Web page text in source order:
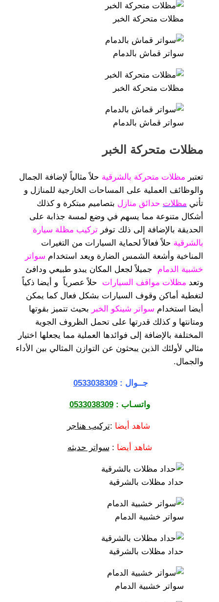
مظلات متحركة الخبر
سواتر قماش بالدمام
مظلات متحركة الخبر
سواتر قماش بالدمام
مظلات متحركة الخبر
تعتبر مظلات متحركة بالشرقية حلاً مثالياً لإضافة الجمال
والوظائف العملية على المساحات الخارجية للمنازل و
تأتي مظلات حدائق منازل بتصاميم مبتكرة و كذلك
أشكال متنوعة مما يسهم في وضع لمسة جذابة على
الحديقة بالإضافة إلى ذلك توفر تركيب مظلة سيارة
بالشرقية حلاً فعالاً لحماية السيارات من التغيرات
المناخية وأشعة الشمس الضارة ويعد استخدام سواتر
خشبية الدمام جميلاً لجعل المكان يبدو طبيعي ودافئ
وتعد مظلات مواقف السيارات حلاً عصرياً و أيضا ذكياً
لتغطية أماكن وقوف السيارات بشكل فعال كما يمكن
أيضا استخدام سواتر شينكو الخبر بحيث تتميز بقوتها
ومتانتها و كذلك قدرتها على تحمل الظروف الجوية
المختلفة بالإضافة إلى فوائدها العملية مما يجعلها اختيار
مثالي لأولئك الذين يبحثون عن التوازن المثالي بين الأداء
والجمال.
جــوال : 0533038309
واتسـاب :0533038309
شاهد أيضا :تركيب هناجر
شاهد أيضا : سواتر حديثه
حداد مظلات بالشرقية
سواتر خشبية الدمام
حداد مظلات بالشرقية
سواتر خشبية الدمام